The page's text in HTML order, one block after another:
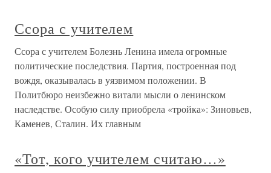
Ссора с учителем
Ссора с учителем Болезнь Ленина имела огромные
политические последствия. Партия, построенная под
вождя, оказывалась в уязвимом положении. В
Политбюро неизбежно витали мысли о ленинском
наследстве. Особую силу приобрела «тройка»: Зиновьев,
Каменев, Сталин. Их главным
«Тот, кого учителем считаю…»